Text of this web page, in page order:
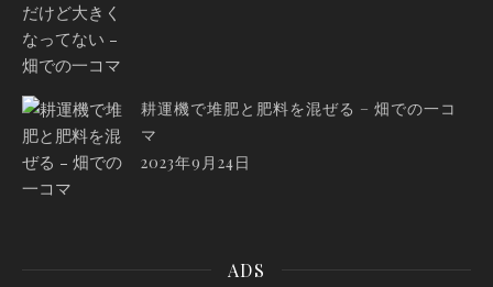
耕運機で堆肥と肥料を混ぜる – 畑での一コ
マ
2023年9月24日
ADS